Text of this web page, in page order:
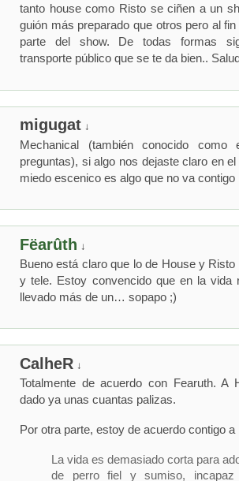
tanto house como Risto se ciñen a un
guión más preparado que otros pero al
parte del show. De todas formas
transporte público que se te da bien..
migugat ↓
Mechanical (también conocido
preguntas), si algo nos dejaste claro en
miedo escenico es algo que no va contigo
Fëarûth ↓
Bueno está claro que lo de House y
y tele. Estoy convencido que en la vida
llevado más de un… sopapo ;)
CalheR ↓
Totalmente de acuerdo con Fearuth. A
dado ya unas cuantas palizas.
Por otra parte, estoy de acuerdo contigo a
La vida es demasiado corta para
de perro fiel y sumiso, incapaz